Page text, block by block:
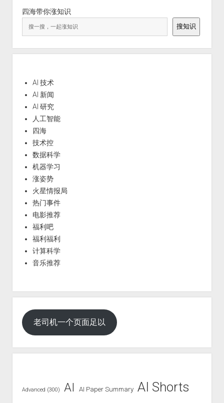
四海带你涨知识
搜知识
AI 技术
AI 新闻
AI 研究
人工智能
四海
技术控
数据科学
机器学习
涨姿势
火星情报局
热门事件
电影推荐
福利吧
福利福利
计算科学
音乐推荐
老司机一个页面足以
Advanced (300) AI AI Paper Summary AI Shorts